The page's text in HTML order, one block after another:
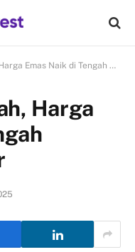
Naik di Tengah Pelemahan Dolar
Harga